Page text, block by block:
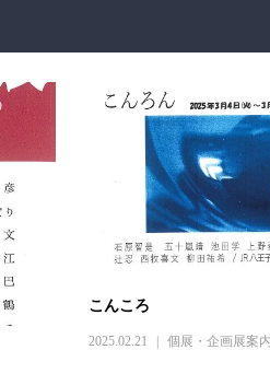
こんころ
2025.02.21 個展・企画展案内